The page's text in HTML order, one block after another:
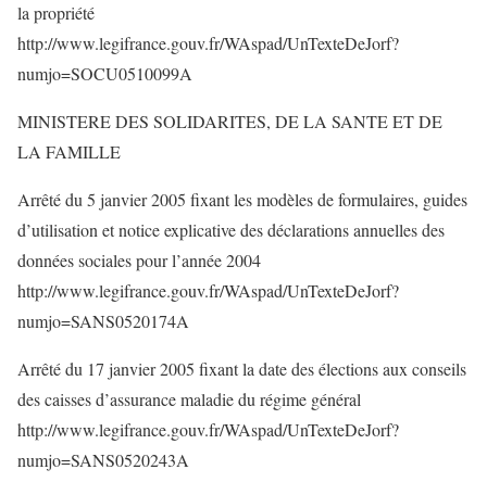
la propriété
http://www.legifrance.gouv.fr/WAspad/UnTexteDeJorf?
numjo=SOCU0510099A
MINISTERE DES SOLIDARITES, DE LA SANTE ET DE
LA FAMILLE
Arrêté du 5 janvier 2005 fixant les modèles de formulaires, guides
d’utilisation et notice explicative des déclarations annuelles des
données sociales pour l’année 2004
http://www.legifrance.gouv.fr/WAspad/UnTexteDeJorf?
numjo=SANS0520174A
Arrêté du 17 janvier 2005 fixant la date des élections aux conseils
des caisses d’assurance maladie du régime général
http://www.legifrance.gouv.fr/WAspad/UnTexteDeJorf?
numjo=SANS0520243A